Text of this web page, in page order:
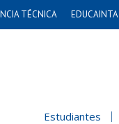
TÉCNICA EDUCAINTA
Estudiantes